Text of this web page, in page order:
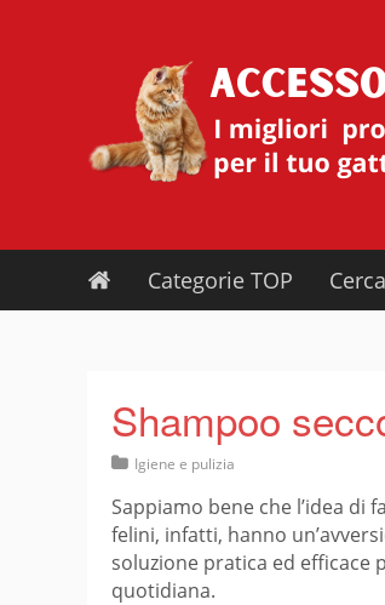
Categorie TOP
Shampoo
Igiene e pulizia
Sappiamo bene che l’idea
felini, infatti, hanno
soluzione pratica ed efficace
quotidiana.